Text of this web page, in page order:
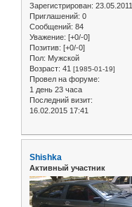
Зарегистрирован: 23.05.2011
Приглашений: 0
Сообщений: 84
Уважение: [+0/-0]
Позитив: [+0/-0]
Пол: Мужской
Возраст: 41 [1985-01-19]
Провел на форуме:
1 день 23 часа
Последний визит:
16.02.2015 17:41
Shishka
Активный участник